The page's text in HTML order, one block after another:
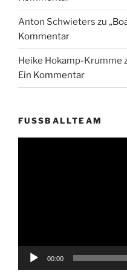
Anton Schwieters zu
Kommentar
Heike Hokamp-Krumme
Ein Kommentar
FUSSBALLTEAM
00:00